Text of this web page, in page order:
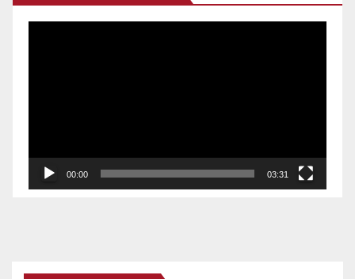
00:00 03:31